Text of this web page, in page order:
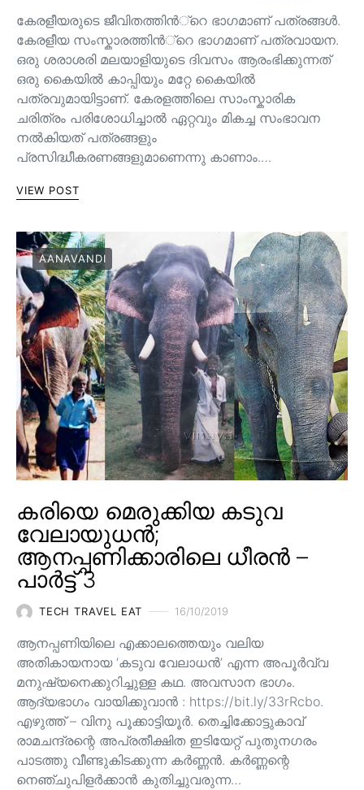
കേരളീയരുടെ ജീവിതത്തിന്‍്റെ ഭാഗമാണ് പത്രങ്ങള്‍.
കേരളീയ സംസ്കാരത്തിന്‍്റെ ഭാഗമാണ് പത്രവായന.
ഒരു ശരാശരി മലയാളിയുടെ ദിവസം ആരംഭിക്കുന്നത്
ഒരു കൈയില്‍ കാപ്പിയും മറ്റേ കൈയില്‍
പത്രവുമായിട്ടാണ്. കേരളത്തിലെ സാംസ്കാരിക
ചരിത്രം പരിശോധിച്ചാല്‍ ഏറ്റവും മികച്ച സംഭാവന
നല്‍കിയത് പത്രങ്ങളും
പ്രസിദ്ധീകരണങ്ങളുമാണെന്നു കാണാം.…
VIEW POST
AANAVANDI
കരിയെ മെരുക്കിയ കടുവ
വേലായുധൻ;
ആനപ്പണിക്കാരിലെ ധീരൻ –
പാർട്ട് 3
TECH TRAVEL EAT 16/10/2019
ആനപ്പണിയിലെ എക്കാലത്തെയും വലിയ
അതികായനായ ‘കടുവ വേലാധൻ’ എന്ന അപൂർവ്വ
മനുഷ്യനെക്കുറിച്ചുള്ള കഥ. അവസാന ഭാഗം.
ആദ്യഭാഗം വായിക്കുവാൻ : https://bit.ly/33rRcbo.
എഴുത്ത് – വിനു പൂക്കാട്ടിയൂർ. തെച്ചിക്കോട്ടുകാവ്
രാമചന്ദ്രന്റെ അപ്രതീക്ഷിത ഇടിയേറ്റ് പുതുനഗരം
പാടത്തു വീണ്ടുകിടക്കുന്ന കർണ്ണൻ. കർണ്ണന്റെ
നെഞ്ചുപിളർക്കാൻ കുതിച്ചുവരുന്ന…